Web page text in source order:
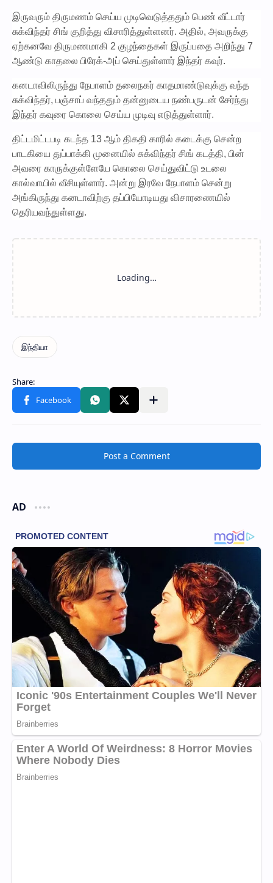
இருவரும் திருமணம் செய்ய முடிவெடுத்ததும் பெண் வீட்டார்
சுக்விந்தர் சிங் குறித்து விசாரித்துள்ளனர். அதில், அவருக்கு
ஏற்கனவே திருமணமாகி 2 குழந்தைகள் இருப்பதை அறிந்து 7
ஆண்டு காதலை பிரேக்-அப் செய்துள்ளார் இந்தர் கவுர்.
கனடாவிலிருந்து நேபாளம் தலைநகர் காதமாண்டுவுக்கு வந்த
சுக்விந்தர், பஞ்சாப் வந்ததும் தன்னுடைய நண்பருடன் சேர்ந்து
இந்தர் கவுரை கொலை செய்ய முடிவு எடுத்துள்ளார்.
திட்டமிட்டபடி கடந்த 13 ஆம் திகதி காரில் கடைக்கு சென்ற
பாடகியை துப்பாக்கி முனையில் சுக்விந்தர் சிங் கடத்தி, பின்
அவரை காருக்குள்ளேயே கொலை செய்துவிட்டு உடலை
கால்வாயில் வீசியுள்ளார். அன்று இரவே நேபாளம் சென்று
அங்கிருந்து கனடாவிற்கு தப்பியோடியது விசாரணையில்
தெரியவந்துள்ளது.
Post a Comment
AD